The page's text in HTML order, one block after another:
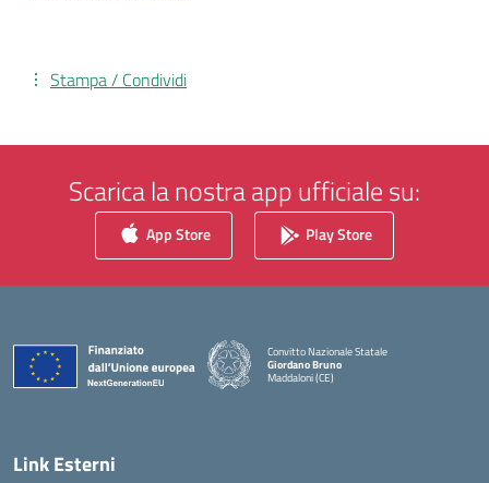
Stampa / Condividi
Scarica la nostra app ufficiale su:
App Store Play Store
Convitto Nazionale Statale
Giordano Bruno
Maddaloni (CE)
Link Esterni